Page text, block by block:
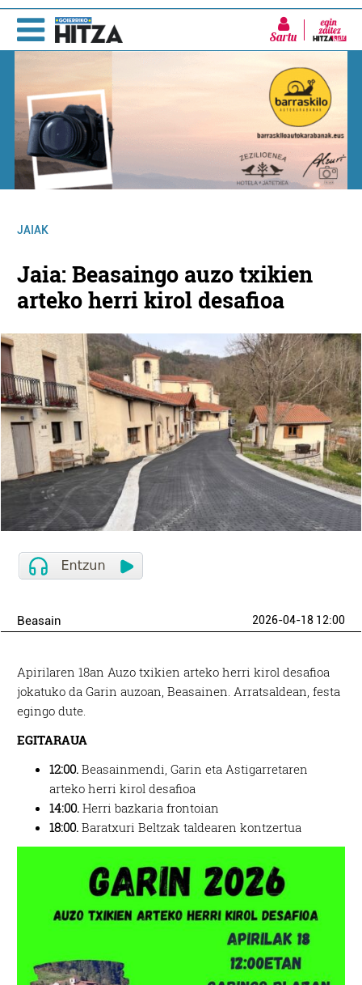
Sartu
JAIAK
Jaia: Beasaingo auzo txikien
arteko herri kirol desafioa
Beasain 2026-04-18 12:00
Apirilaren 18an Auzo txikien arteko herri kirol desafioa
jokatuko da Garin auzoan, Beasainen. Arratsaldean, festa
egingo dute.
EGITARAUA
12:00. Beasainmendi, Garin eta Astigarretaren
arteko herri kirol desafioa
14:00. Herri bazkaria frontoian
18:00. Baratxuri Beltzak taldearen kontzertua